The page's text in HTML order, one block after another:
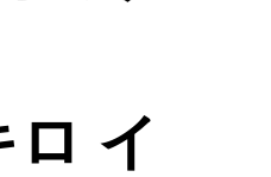
ロ イ